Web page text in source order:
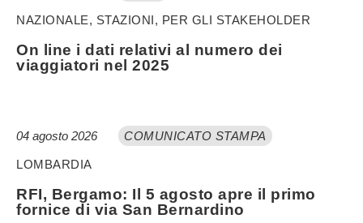
NAZIONALE, STAZIONI, PER GLI STAKEHOLDER
On line i dati relativi al numero dei
viaggiatori nel 2025
04 agosto 2026 COMUNICATO STAMPA
LOMBARDIA
RFI, Bergamo: Il 5 agosto apre il primo
fornice di via San Bernardino